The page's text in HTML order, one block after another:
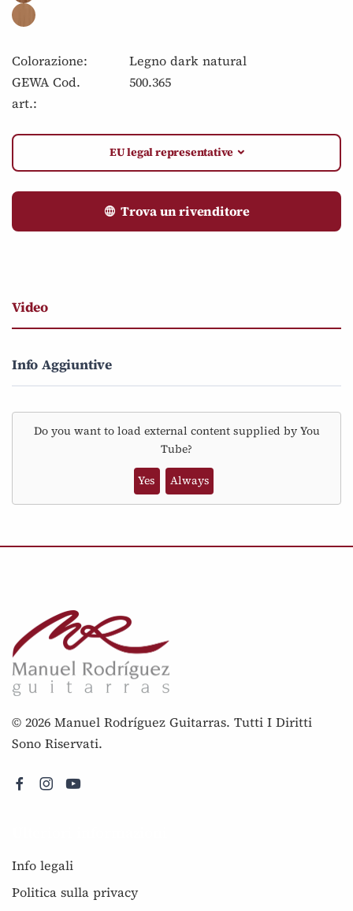
Colorazione:
Legno dark natural
GEWA Cod.
art.:
500.365
EU legal representative
Trova un rivenditore
Video
Info Aggiuntive
Do you want to load external content supplied by You
Tube?
Yes Always
© 2026 Manuel Rodríguez Guitarras. Tutti I Diritti
Sono Riservati.
Info legali
Politica sulla privacy